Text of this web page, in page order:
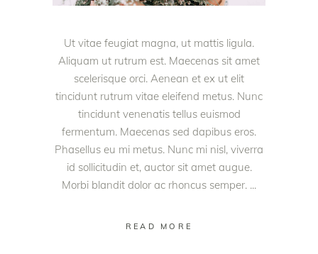
Ut vitae feugiat magna, ut mattis ligula.
Aliquam ut rutrum est. Maecenas sit amet
scelerisque orci. Aenean et ex ut elit
tincidunt rutrum vitae eleifend metus. Nunc
tincidunt venenatis tellus euismod
fermentum. Maecenas sed dapibus eros.
Phasellus eu mi metus. Nunc mi nisl, viverra
id sollicitudin et, auctor sit amet augue.
Morbi blandit dolor ac rhoncus semper.
READ MORE